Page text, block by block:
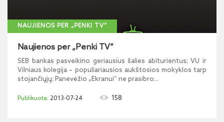
NAUJIENOS PER „PENKI TV“
Naujienos per „Penki TV“
SEB bankas pasveikino geriausius šalies abiturientus; VU ir
Vilniaus kolegija – populiariausios aukštosios mokyklos tarp
stojančiųjų; Panevėžio „Ekranui“ ne prasibro...
2013-07-24 158